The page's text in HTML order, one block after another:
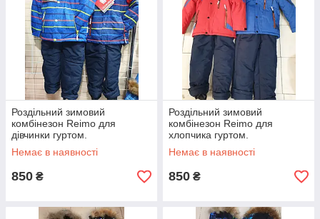
Роздільний зимовий
комбінезон Reimo для
дівчинки гуртом.
Немає в наявності
850 ₴
Роздільний зимовий
комбінезон Reimo для
хлопчика гуртом.
Немає в наявності
850 ₴